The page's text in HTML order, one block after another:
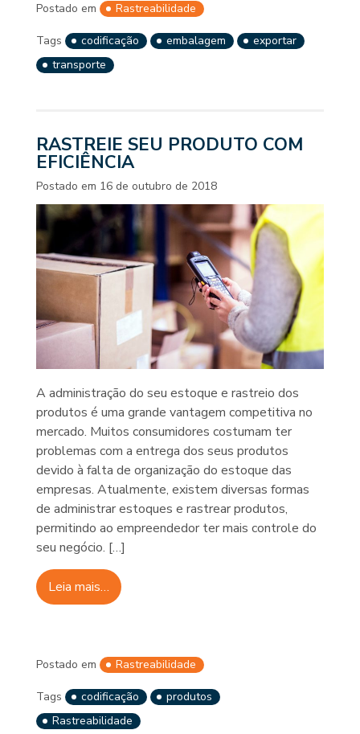
Postado em Rastreabilidade
Tags codificação embalagem
exportar
transporte
RASTREIE SEU PRODUTO COM
EFICIÊNCIA
Postado em 16 de outubro de 2018
A administração do seu estoque e rastreio dos
produtos é uma grande vantagem competitiva no
mercado. Muitos consumidores costumam ter
problemas com a entrega dos seus produtos
devido à falta de organização do estoque das
empresas. Atualmente, existem diversas formas
de administrar estoques e rastrear produtos,
permitindo ao empreendedor ter mais controle do
seu negócio. […]
Leia mais…
Postado em Rastreabilidade
Tags codificação
produtos
Rastreabilidade